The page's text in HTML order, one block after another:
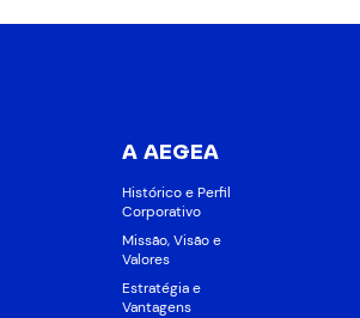
A AEGEA
Histórico e Perfil
Corporativo
Missão, Visão e
Valores
Estratégia e
Vantagens